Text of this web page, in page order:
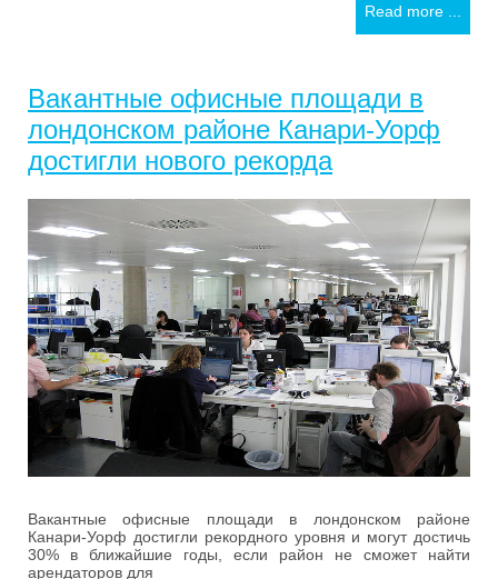
Read more ...
Вакантные офисные площади в
лондонском районе Канари-Уорф
достигли нового рекорда
Вакантные офисные площади в лондонском районе
Канари-Уорф достигли рекордного уровня и могут достичь
30% в ближайшие годы, если район не сможет найти
арендаторов для